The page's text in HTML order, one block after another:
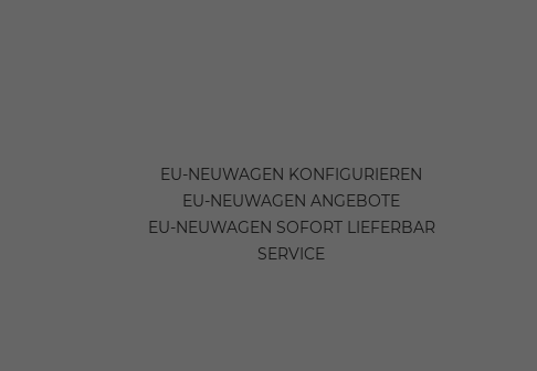
EU-NEUWAGEN KONFIGURIEREN
EU-NEUWAGEN ANGEBOTE
EU-NEUWAGEN SOFORT LIEFERBAR
SERVICE